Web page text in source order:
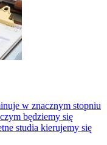
w znacznym stopniu
będziemy się
studia kierujemy się